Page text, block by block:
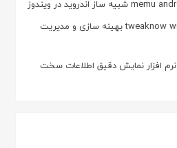
دانلود tweaknow winsecret plus 8.0.2 بهینه سازی و مدیریت
دانلود hwinfo 8.42.5930 نرم افزار نمایش دقیق اطلاعات سخت